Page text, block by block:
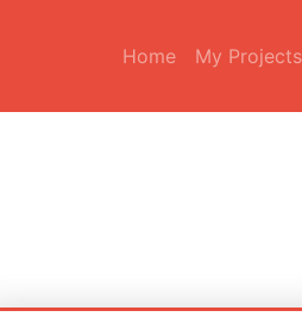
Home My Projects